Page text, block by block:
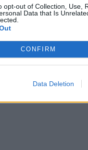
opt-out of Collection, Use,
Data that Is
CONFIRM
Data Deletion